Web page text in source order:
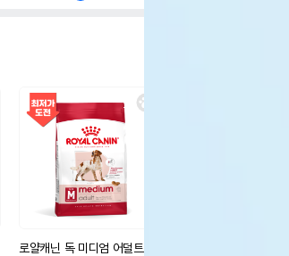
로얄캐닌 독 미디엄 어덜트 10